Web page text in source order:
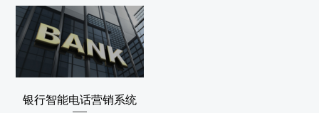
银行智能电话营销系统